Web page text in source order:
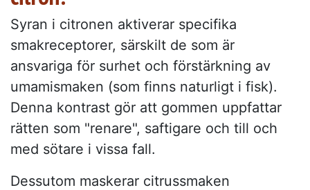
Syran i citronen aktiverar specifika
smakreceptorer, särskilt de som är
ansvariga för surhet och förstärkning av
umamismaken (som finns naturligt i fisk).
Denna kontrast gör att gommen uppfattar
rätten som "renare", saftigare och till och
med sötare i vissa fall.
Dessutom maskerar citrussmaken